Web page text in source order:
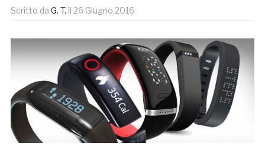
Scritto da G. T. il 26 Giugno 2016